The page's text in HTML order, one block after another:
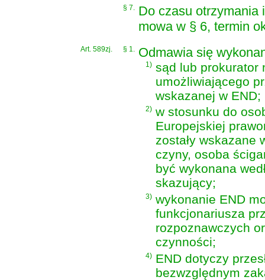
§ 7.
Do czasu otrzymania
mowa w § 6, termin
Art. 589zj. § 1. Odmawia się
1) sąd lub prokurator
umożliwiającego
wskazanej w END;
2) w stosunku do
Europejskiej
zostały wskazane
czyny, osoba
być wykonana
skazujący;
3) wykonanie END
funkcjonariusza
rozpoznawczych
czynności;
4) END dotyczy
bezwzględnym